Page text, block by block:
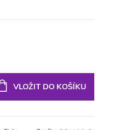
VLOŽIT DO KOŠÍKU